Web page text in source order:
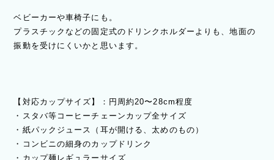
ベビーカーや車椅子にも。
プラスチックなどの固定式のドリンクホルダーよりも、地面の
振動を受けにくいかと思います。
【対応カップサイズ】：円周約20〜28cm程度
・スタバ等コーヒーチェーンカップ全サイズ
・紙パックジュース（耳が開ける、太めのもの）
・コンビニの細身のカップドリンク
・カップ麺レギュラーサイズ